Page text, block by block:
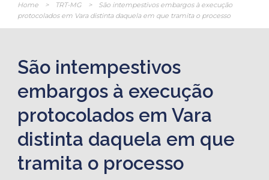
Home > TRT-MG >
São intempestivos embargos à execução
protocolados em Vara distinta daquela em que tramita o processo
São intempestivos
embargos à execução
protocolados em Vara
distinta daquela em que
tramita o processo